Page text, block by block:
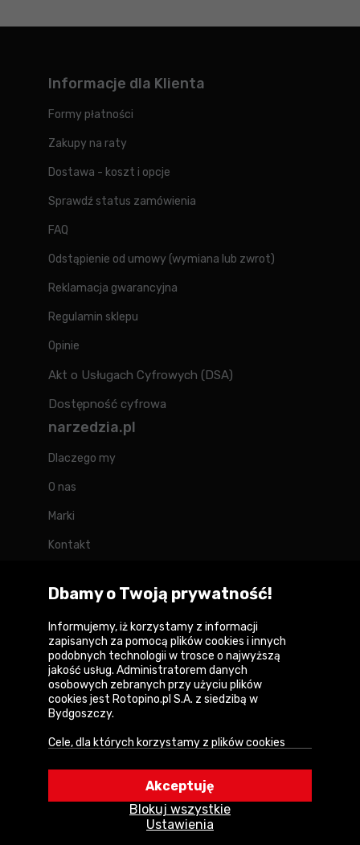
Informacje dla Klienta
Formy płatności
Zakupy na raty
Dostawa - koszt i opcje
Sprawdź status zamówienia
FAQ
Odstąpienie od umowy (wymiana lub zwrot)
Reklamacja gwarancyjna
Regulamin sklepu
Opinie
Akt o Usługach Cyfrowych (DSA)
Dostępność cyfrowa
narzedzia.pl
Dlaczego my
O nas
Marki
Kontakt
Forum
Copyright © 2026
Polityka prywatności i zasady korzystania z
serwisu
Informacja o plikach cookies
Dbamy o Twoją prywatność!
Informujemy, iż korzystamy z informacji
zapisanych za pomocą plików cookies i innych
podobnych technologii w trosce o najwyższą
jakość usług. Administratorem danych
osobowych zebranych przy użyciu plików
cookies jest Rotopino.pl S.A. z siedzibą w
Bydgoszczy.
Cele, dla których korzystamy z plików cookies
• Uwierzytelnienie użytkowników w serwisie,
• Optymalizowanie wydajności i szybkości
działania serwisu i usług,Ustawienia
Blokuj wszystkie
Akceptuję